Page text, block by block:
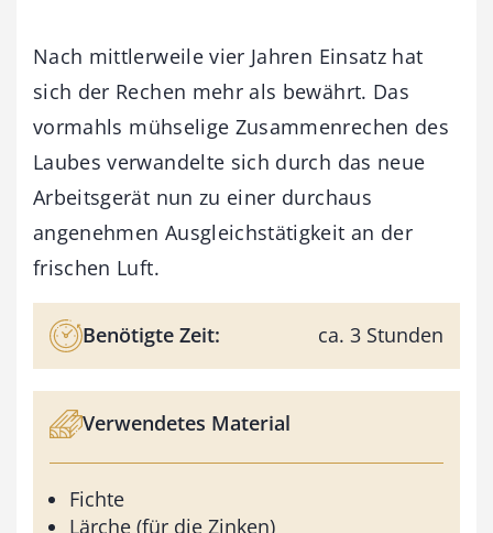
Nach mittlerweile vier Jahren Einsatz hat
sich der Rechen mehr als bewährt. Das
vormahls mühselige Zusammenrechen des
Laubes verwandelte sich durch das neue
Arbeitsgerät nun zu einer durchaus
angenehmen Ausgleichstätigkeit an der
frischen Luft.
Benötigte Zeit: ca. 3 Stunden
Verwendetes Material
Fichte
Lärche (für die Zinken)